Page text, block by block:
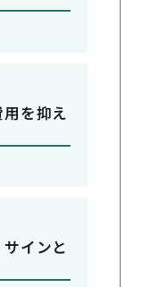
を抑え
インと